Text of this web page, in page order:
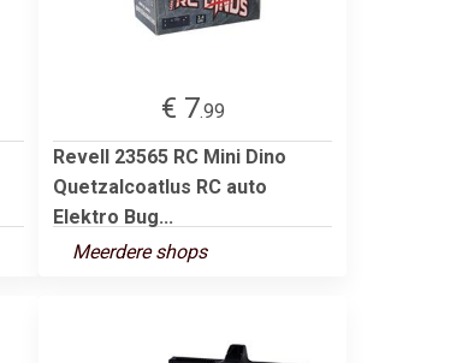
€ 7.99
Revell 23565 RC Mini Dino
Quetzalcoatlus RC auto
Elektro Bug...
Meerdere shops